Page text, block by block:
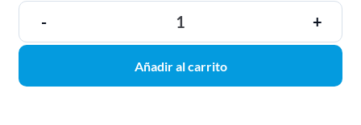
- +
Añadir al carrito